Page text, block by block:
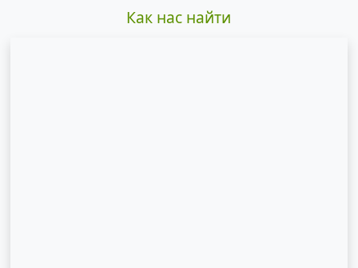
Как нас найти